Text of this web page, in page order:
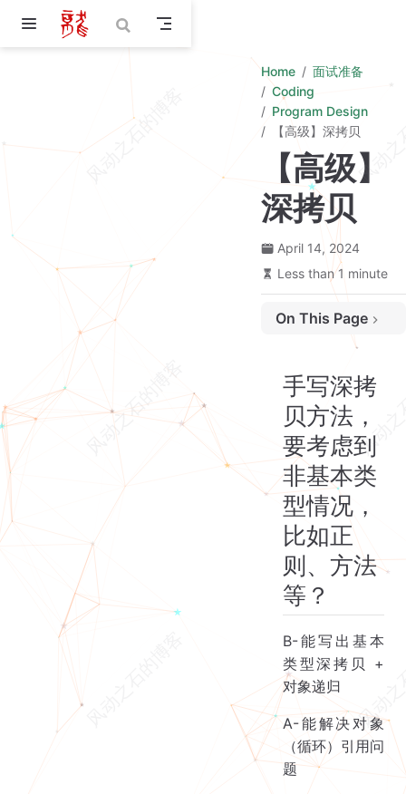
Skip to main content
Home
面试准备
Coding
Program Design
【高级】深拷贝
【高级】
深拷贝
April 14, 2024
Less than 1 minute
On This Page
手写深拷
贝方法，
要考虑到
非基本类
型情况，
比如正
则、方法
等？
B-能写出基本
类型深拷贝 +
对象递归
A-能解决对象
（循环）引用问
题